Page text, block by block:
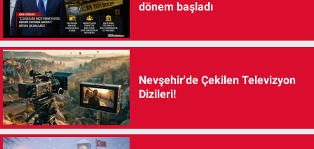
dönem başladı
Nevşehir'de Çekilen Televizyon
Dizileri!